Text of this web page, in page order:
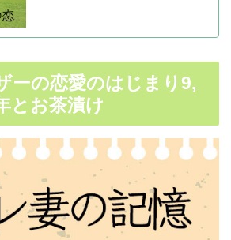
ーの恋愛のはじまり9,
とお茶漬け